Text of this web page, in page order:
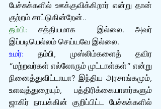
பேச்சுக்களில் ஊக்குவிக்கிறார் என்று தான்
குற்றம் சாட்டுகின்றேன்..
தம்பி: சத்தியமாக  இல்லை. அவர்
இப்படியெல்லம் செய்யவே இல்லை.
உமர்: தம்பி, முஸ்லிம்களைத் தவிர
“மற்றவர்கள் எல்லோரும் முட்டாள்கள்” என்று
நினைத்துவிட்டாயா? இந்திய அரசாங்கமும்,
உளவுத்துறையும், பத்திரிக்கையாளர்களும்
ஜாகிர் நாயக்கின் குறிப்பிட்ட பேச்சுக்களில்